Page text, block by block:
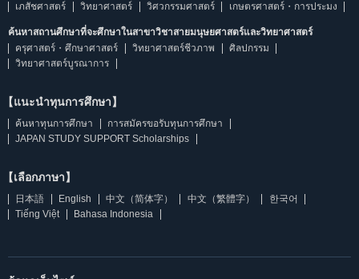
เภสัชศาสตร์
วิทยาศาสตร์ วิศวกรรมศาสตร์ เกษตรศาสตร์・การประมง
ค้นหาสถานศึกษาที่จะศึกษาในสาขาวิชาสายมนุษยศาสตร์และวิทยาศาสตร์
ครุศาสตร์・ศึกษาศาสตร์
วิทยาศาสตร์ชีวภาพ
ศิลปกรรม
วิทยาศาสตร์บูรณาการ
【แนะนำทุนการศึกษา】
ค้นหาทุนการศึกษา
การสมัครขอรับทุนการศึกษา
JAPAN STUDY SUPPORT Scholarships
【เลือกภาษา】
日本語 English 中文（简体字） 中文（繁體字）
한국어
Tiếng Việt
Bahasa Indonesia